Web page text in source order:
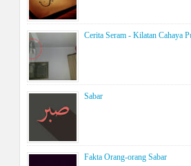
Cerita Seram - Kilatan Cahaya
Sabar
Fakta Orang-orang Sabar